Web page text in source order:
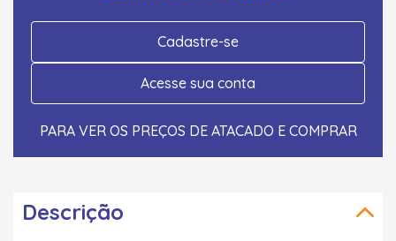
Cadastre-se
Acesse sua conta
PARA VER OS PREÇOS DE ATACADO E COMPRAR
Descrição